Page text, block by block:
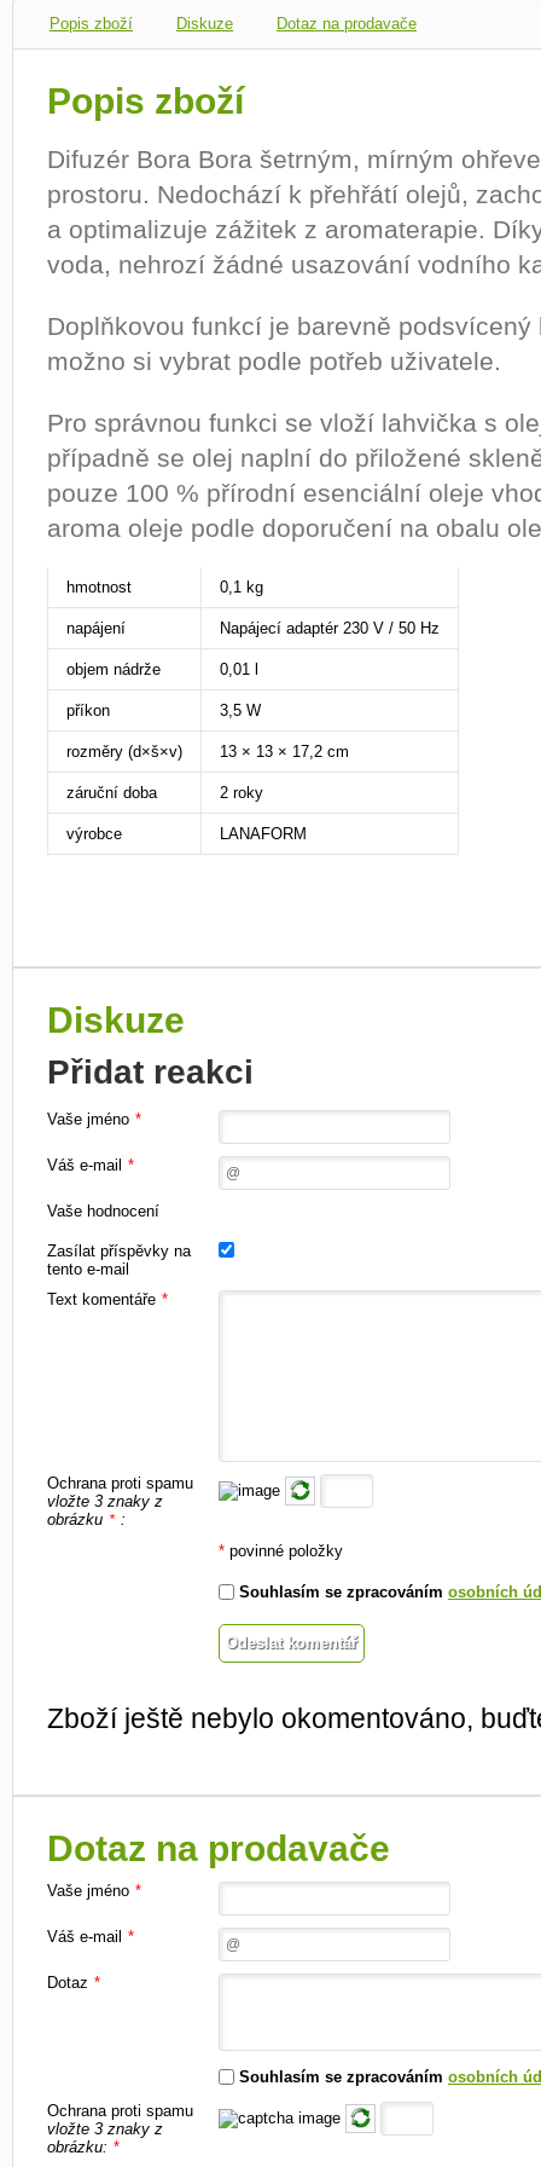
Popis zboží Diskuze Dotaz na prodavače
Popis zboží
Difuzér Bora Bora šetrným, mírným
prostoru. Nedochází k přehřátí olejů,
a optimalizuje zážitek z aromaterapie.
voda, nehrozí žádné usazování vodního
Doplňkovou funkcí je barevně
možno si vybrat podle potřeb uživatele.
Pro správnou funkci se vloží lahvička s
případně se olej naplní do přiložené
pouze 100 % přírodní esenciální oleje
aroma oleje podle doporučení na obalu
hmotnost 0,1 kg
napájení Napájecí adaptér 230 V / 50 Hz
objem nádrže 0,01 l
příkon 3,5 W
rozměry (d×š×v) 13 × 13 × 17,2 cm
záruční doba 2 roky
výrobce LANAFORM
Diskuze
Přidat reakci
Vaše jméno *
Váš e-mail *
Vaše hodnocení
Zasílat příspěvky na
tento e-mail
Text komentáře *
Ochrana proti spamu
vložte 3 znaky z
obrázku * :
* povinné položky
Souhlasím se zpracováním osobních
Zboží ještě nebylo okomentováno,
Dotaz na prodavače
Vaše jméno *
Váš e-mail *
Dotaz *
Souhlasím se zpracováním osobních
Ochrana proti spamu
vložte 3 znaky z
obrázku: *